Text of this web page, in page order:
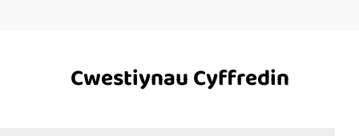
Cwestiynau Cyffredin